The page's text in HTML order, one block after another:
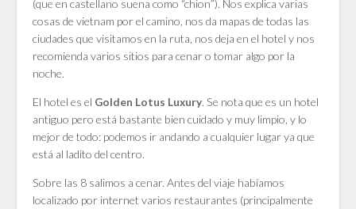
(que en castellano suena como “chion”). Nos explica varias
cosas de vietnam por el camino, nos da mapas de todas las
ciudades que visitamos en la ruta, nos deja en el hotel y nos
recomienda varios sitios para cenar o tomar algo por la
noche.
El hotel es el Golden Lotus Luxury. Se nota que es un hotel
antiguo pero está bastante bien cuidado y muy limpio, y lo
mejor de todo: podemos ir andando a cualquier lugar ya que
está al ladito del centro.
Sobre las 8 salimos a cenar. Antes del viaje habíamos
localizado por internet varios restaurantes (principalmente